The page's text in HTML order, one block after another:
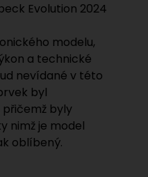
Evolution 2024
modelu,
a technické
nevídané v této
byl
byly
nimž je model
oblíbený.